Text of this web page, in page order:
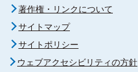
著作権・リンクについて
サイトマップ
サイトポリシー
ウェブアクセシビリティの方針